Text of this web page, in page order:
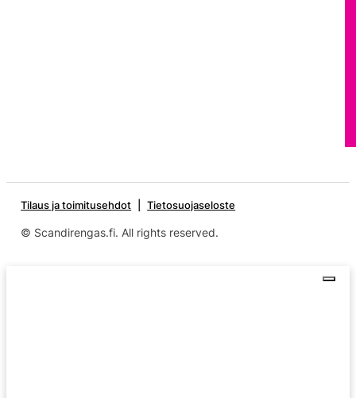
Tilaus ja toimitusehdot Tietosuojaseloste
© Scandirengas.fi. All rights reserved.